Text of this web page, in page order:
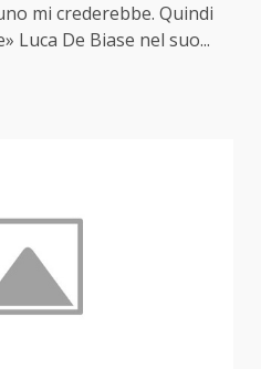
mi crederebbe. Quindi
Luca De Biase nel suo...